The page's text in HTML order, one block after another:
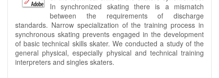
In synchronized skating there is a mismatch
between the requirements of discharge
standards. Narrow specialization of the training process in
synchronous skating prevents engaged in the development
of basic technical skills skater. We conducted a study of the
general physical, especially physical and technical training
interpreters and singles skaters.